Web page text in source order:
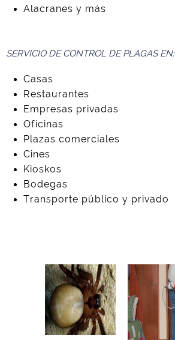
Alacranes y más
SERVICIO DE CONTROL DE PLAGAS EN:
Casas
Restaurantes
Empresas privadas
Oficinas
Plazas comerciales
Cines
Kioskos
Bodegas
Transporte público y privado